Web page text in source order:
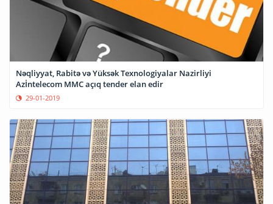
Nəqliyyat, Rabitə və Yüksək Texnologiyalar Nazirliyi
Azİntelecom MMC açıq tender elan edir
29-01-2019